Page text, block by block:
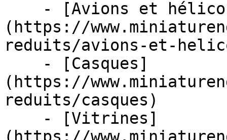
(https://
reduits/avions-et-
(https://
reduits/casques)